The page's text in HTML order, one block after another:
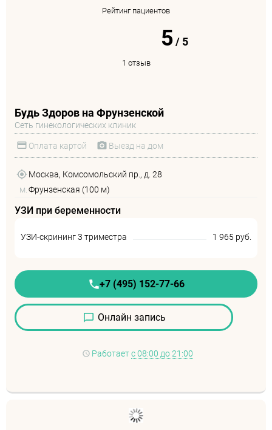
Рейтинг пациентов
5/ 5
1 отзыв
Будь Здоров на Фрунзенской
Сеть гинекологических клиник
Оплата картой Выезд на дом
Москва, Комсомольский пр., д. 28
м. Фрунзенская (100 м)
УЗИ при беременности
УЗИ-скрининг 3 триместра 1 965 руб.
+7 (495) 152-77-66
Онлайн запись
Работаетс 08:00 до 21:00